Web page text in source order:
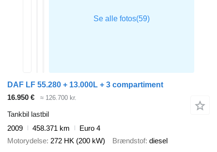
DAF LF 55.280 + 13.000L + 3 compartiment
16.950 €
≈ 126.700 kr.
Tankbil lastbil
2009
458.371 km
Euro 4
Motorydelse 272 HK (200 kW) Brændstof diesel